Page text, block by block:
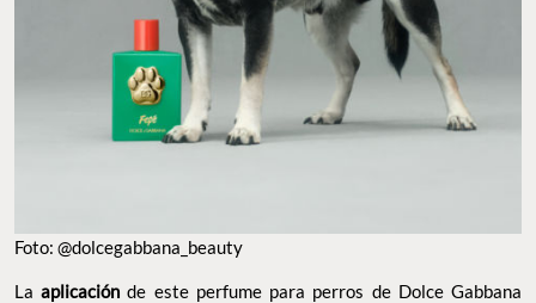
Foto: @dolcegabbana_beauty
Laaplicación de este perfume para perros de Dolce Gabbana